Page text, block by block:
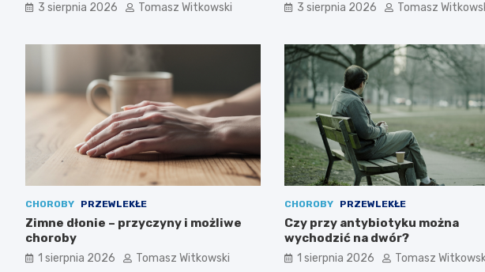
3 sierpnia 2026 Tomasz Witkowski 3 sierpnia 2026 Tomasz
CHOROBY PRZEWLEKŁE
Zimne dłonie – przyczyny i możliwe
choroby
1 sierpnia 2026 Tomasz Witkowski
CHOROBY PRZEWLEKŁE
Czy przy antybiotyku można
wychodzić na dwór?
1 sierpnia 2026 Tomasz